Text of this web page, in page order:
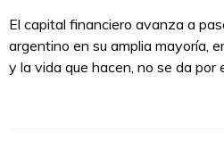
El capital financiero avanza a
argentino en su amplia mayoría,
y la vida que hacen, no se da por